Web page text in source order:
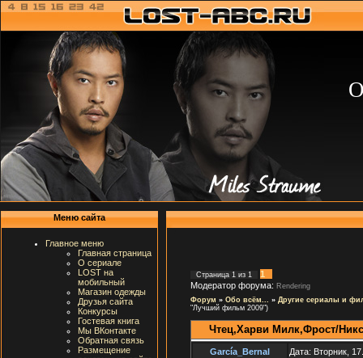
Меню сайта
Главное меню
Главная страница
О сериале
LOST на
мобильный
Магазин одежды
Друзья сайта
Конкурсы
Гостевая книга
Мы ВКонтакте
Обратная связь
Размещение
Страница 1 из 1
1
Модератор форума: Rendering
Форум » Обо всём... » Другие сериалы и
"Лучший фильм 2009")
Чтец,Харви Милк,Фрост/
García_Bernal Дата: Вторник,